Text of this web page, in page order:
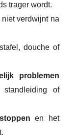
trager wordt.
niet verdwijnt na
douche of
problemen
of
en het